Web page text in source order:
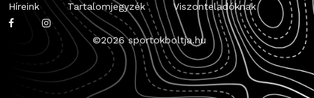
Híreink
Tartalomjegyzék Viszonteladóknak
©2026 sportokboltja.hu